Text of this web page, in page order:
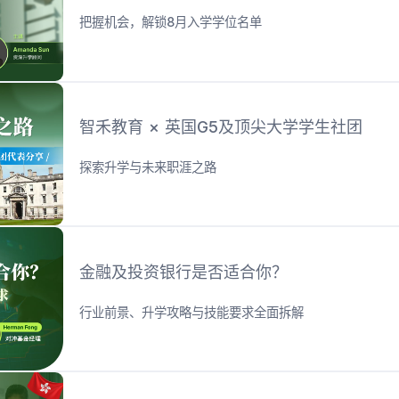
把握机会，解锁8月入学学位名单
智禾教育 × 英国G5及顶尖大学学生社团
探索升学与未来职涯之路
金融及投资银行是否适合你？
行业前景、升学攻略与技能要求全面拆解